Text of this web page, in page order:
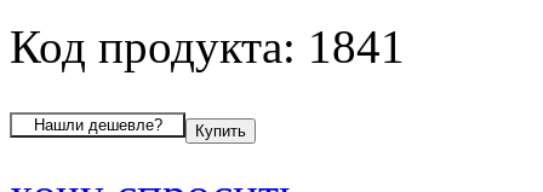
Код продукта: 1841